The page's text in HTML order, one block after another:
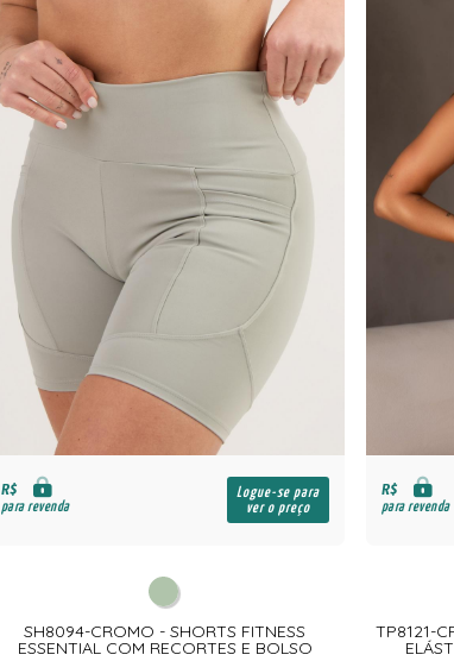
R$
para revenda
Logue-se para
ver o preço
SH8094-CROMO - SHORTS FITNESS
ESSENTIAL COM RECORTES E BOLSO
R$
para revenda
TP8121-